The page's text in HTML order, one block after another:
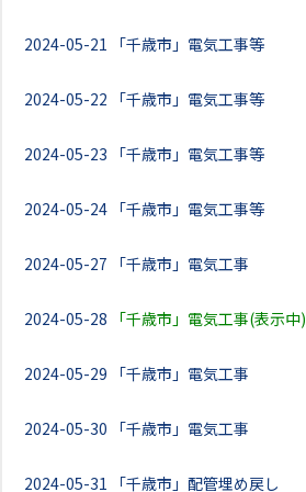
2024-05-21 「千歳市」電気工事等
2024-05-22 「千歳市」電気工事等
2024-05-23 「千歳市」電気工事等
2024-05-24 「千歳市」電気工事等
2024-05-27 「千歳市」電気工事
2024-05-28 「千歳市」電気工事(表示中)
2024-05-29 「千歳市」電気工事
2024-05-30 「千歳市」電気工事
2024-05-31 「千歳市」配管埋め戻し